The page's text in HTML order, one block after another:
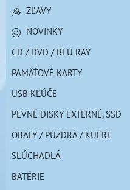
ZĽAVY
NOVINKY
CD / DVD / BLU RAY
PAMÄŤOVÉ KARTY
USB KĽÚČE
PEVNÉ DISKY EXTERNÉ, SSD
OBALY / PUZDRÁ / KUFRE
SLÚCHADLÁ
BATÉRIE